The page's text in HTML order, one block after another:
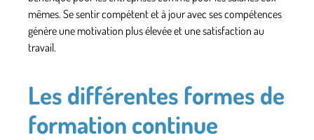
mêmes. Se sentir compétent et à jour avec ses compétences
génère une motivation plus élevée et une satisfaction au
travail.
Les différentes formes de
formation continue